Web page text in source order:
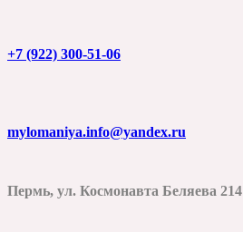
+7 (922) 300-51-06
mylomaniya.info@yandex.ru
Пермь, ул. Космонавта Беляева 214